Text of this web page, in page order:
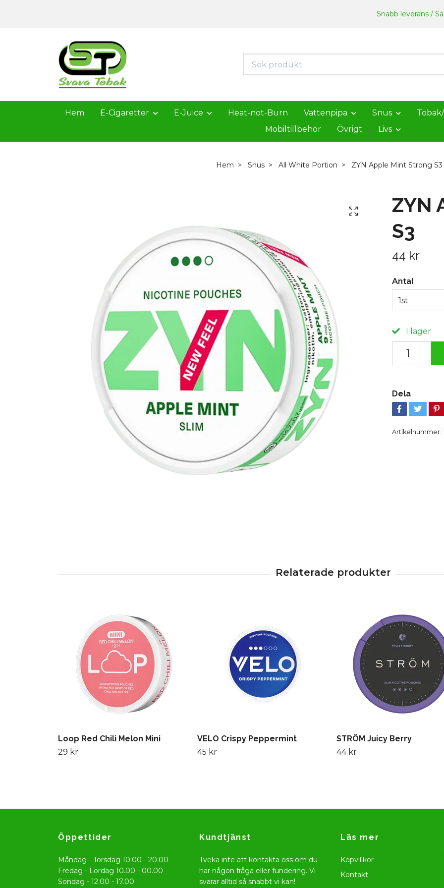
Snabb leverans /
Hem E-Cigaretter E-Juice Heat-not-Burn Vattenpipa Snus
Mobiltillbehör
Övrigt Livs
Hem Snus All White Portion ZYN Apple Mint Strong S3
ZYN
S3
44 kr
Antal
1st
I lager
Dela
Artikelnummer:
Loop Red Chili Melon Mini
29 kr
VELO Crispy Peppermint
45 kr
STRÖM Juicy Berry
44 kr
Öppettider
Måndag - Torsdag 10.00 - 20.00
Fredag - Lördag 10.00 - 00.00
Söndag - 12.00 - 17.00
Kundtjänst
Tveka inte att kontakta oss om du
har någon fråga eller fundering. Vi
svarar alltid så snabbt vi kan!
Läs mer
Köpvillkor
Kontakt